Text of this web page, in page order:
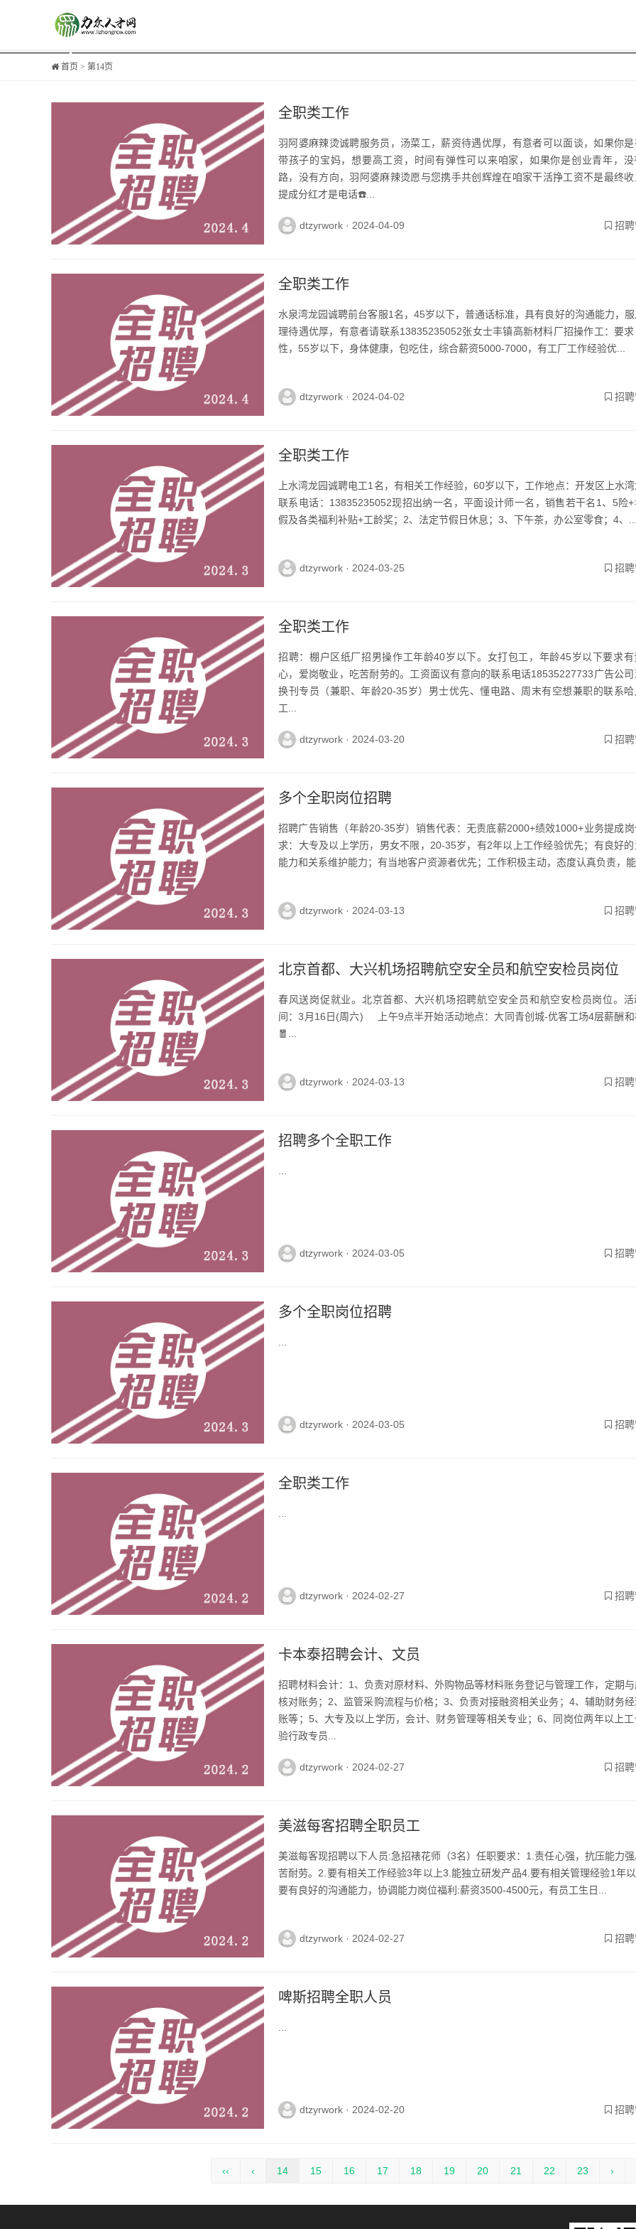
首页 > 第14页
全职类工作
羽阿婆麻辣烫诚聘服务员，汤菜工，薪资待遇优厚，有意者可以面谈，如果你
带孩子的宝妈，想要高工资，时间有弹性可以来咱家，如果你是创业青年，没
路，没有方向，羽阿婆麻辣烫愿与您携手共创辉煌在咱家干活挣工资不是最终
提成分红才是电话☎️...
dtzyrwork · 2024-04-09 招
全职类工作
水泉湾龙园诚聘前台客服1名，45岁以下，普通话标准，具有良好的沟通能力，
理待遇优厚，有意者请联系13835235052张女士丰镇高新材料厂招操作工：要
性，55岁以下，身体健康，包吃住，综合薪资5000-7000，有工厂工作经验优...
dtzyrwork · 2024-04-02 招
全职类工作
上水湾龙园诚聘电工1名，有相关工作经验，60岁以下，工作地点：开发区上水
联系电话：13835235052现招出纳一名，平面设计师一名，销售若干名1、5险
假及各类福利补贴+工龄奖；2、法定节假日休息；3、下午茶，办公室零食；4、
dtzyrwork · 2024-03-25 招
全职类工作
招聘：棚户区纸厂招男操作工年龄40岁以下。女打包工，年龄45岁以下要求有
心，爱岗敬业，吃苦耐劳的。工资面议有意向的联系电话18535227733广告公
换刊专员（兼职、年龄20-35岁）男士优先、懂电路、周末有空想兼职的联系哈
工...
dtzyrwork · 2024-03-20 招
多个全职岗位招聘
招聘广告销售（年龄20-35岁）销售代表：无责底薪2000+绩效1000+业务提成
求：大专及以上学历，男女不限，20-35岁，有2年以上工作经验优先；有良好
能力和关系维护能力；有当地客户资源者优先；工作积极主动，态度认真负责，
dtzyrwork · 2024-03-13 招
北京首都、大兴机场招聘航空安全员和航空安检员岗位
春风送岗促就业。北京首都、大兴机场招聘航空安全员和航空安检员岗位。活
间：3月16日(周六) 上午9点半开始活动地点：大同青创城-优客工场4层薪酬和
🧧...
dtzyrwork · 2024-03-13 招
招聘多个全职工作
dtzyrwork · 2024-03-05 招
多个全职岗位招聘
dtzyrwork · 2024-03-05 招
全职类工作
dtzyrwork · 2024-02-27 招
卡本泰招聘会计、文员
招聘材料会计：1、负责对原材料、外购物品等材料账务登记与管理工作，定期
核对账务；2、监管采购流程与价格；3、负责对接融资相关业务；4、辅助财务
账等；5、大专及以上学历，会计、财务管理等相关专业；6、同岗位两年以上
验行政专员...
dtzyrwork · 2024-02-27 招
美滋每客招聘全职员工
美滋每客现招聘以下人员:急招裱花师（3名）任职要求：1.责任心强，抗压能力
苦耐劳。2.要有相关工作经验3年以上3.能独立研发产品4.要有相关管理经验1年
要有良好的沟通能力，协调能力岗位福利:薪资3500-4500元，有员工生日...
dtzyrwork · 2024-02-27 招
啤斯招聘全职人员
dtzyrwork · 2024-02-20 招
‹‹ ‹ 14 15 16 17 18 19 20 21 22 23 ›